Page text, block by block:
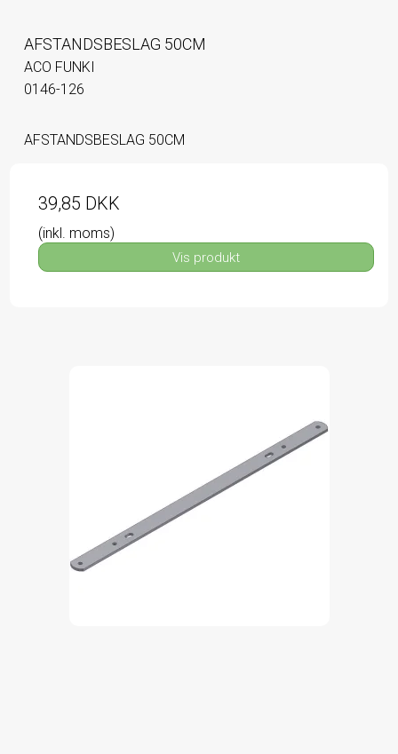
AFSTANDSBESLAG 50CM
ACO FUNKI
0146-126
AFSTANDSBESLAG 50CM
39,85 DKK
(inkl. moms)
Vis produkt